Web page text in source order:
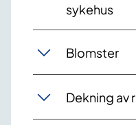
sykehus
Blomster
Dekning av